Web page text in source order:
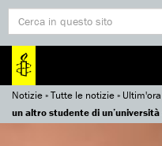
Notizie»Tutte le notizie» Ultim'ora
un altro studente di